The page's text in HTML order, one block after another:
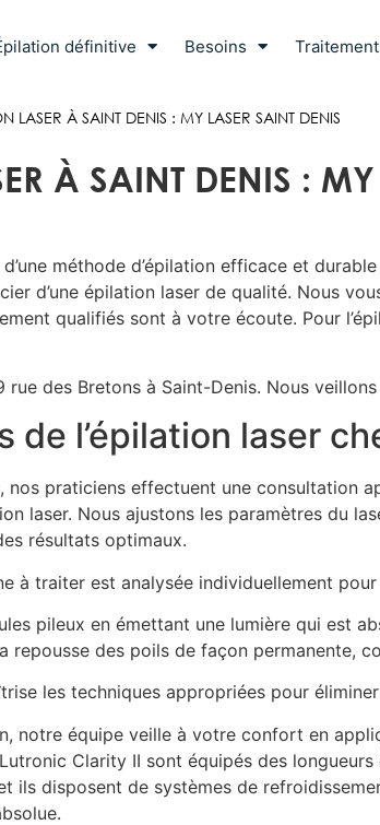
définitive Besoins
LASER À SAINT DENIS : MY LASER SAINT DENIS
À SAINT DENIS :
méthode d’épilation efficace et
d’une épilation laser de qualité. Nous
qualifiés sont à votre écoute. Pour
rue des Bretons à Saint-Denis. Nous
de l’épilation laser
nos praticiens effectuent une consultation
laser. Nous ajustons les paramètres du
résultats optimaux.
à traiter est analysée individuellement
pileux en émettant une lumière qui est
repousse des poils de façon permanente,
les techniques appropriées pour
notre équipe veille à votre confort en
Clarity II sont équipés des
ils disposent de systèmes de